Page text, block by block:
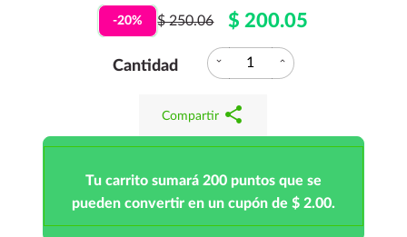
-20% $ 250.06 $ 200.05
Cantidad expand_more expand_less
Compartir share
Tu carrito sumará 200 puntos que se
pueden convertir en un cupón de $ 2.00.